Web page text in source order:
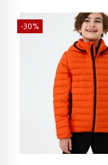
-30%